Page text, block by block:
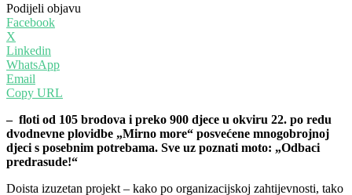
Podijeli objavu
Facebook
X
Linkedin
WhatsApp
Email
Copy URL
– floti od 105 brodova i preko 900 djece u okviru 22. po redu
dvodnevne plovidbe „Mirno more“ posvećene mnogobrojnoj
djeci s posebnim potrebama. Sve uz poznati moto: „Odbaci
predrasude!“
Doista izuzetan projekt – kako po organizacijskoj zahtijevnosti, tako